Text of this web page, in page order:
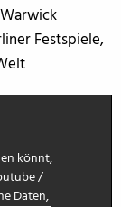
Festspiele,
könnt,
/
Daten,